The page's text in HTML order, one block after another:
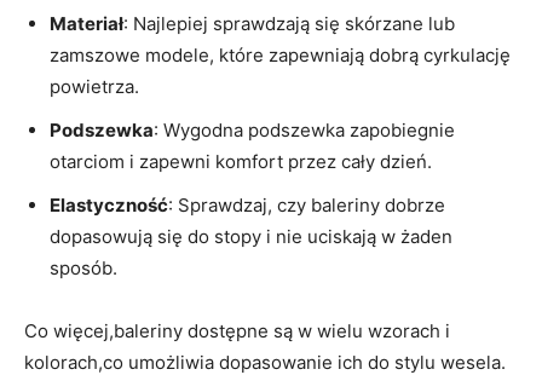
Materiał: Najlepiej sprawdzają się skórzane lub
zamszowe modele, które zapewniają dobrą cyrkulację
powietrza.
Podszewka: Wygodna podszewka zapobiegnie
otarciom i zapewni komfort przez cały dzień.
Elastyczność: Sprawdzaj, czy baleriny dobrze
dopasowują się do stopy i nie uciskają w żaden
sposób.
Co więcej,baleriny dostępne są w wielu wzorach i
kolorach,co umożliwia dopasowanie ich do stylu wesela.